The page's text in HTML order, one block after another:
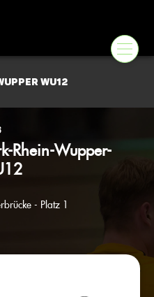
wU12
Rhein-Wupper-
- Platz 1